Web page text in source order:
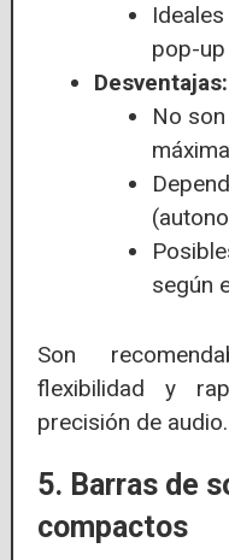
pop-
Desventajas:
No
según
Son
flexibilidad y
precisión de audio.
5. Barras de
compactos